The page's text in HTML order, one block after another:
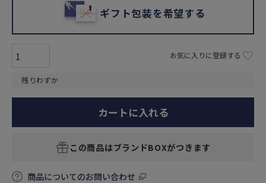
ギフト包装を希望する
残りわずか
お気に入りに登録する
カートに入れる
この商品はブランドBOXがつきます
商品についてのお問い合わせ